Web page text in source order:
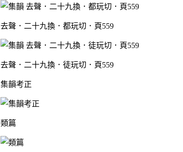
去聲．二十九換．都玩切．頁559
去聲．二十九換．徒玩切．頁559
集韻考正
類篇